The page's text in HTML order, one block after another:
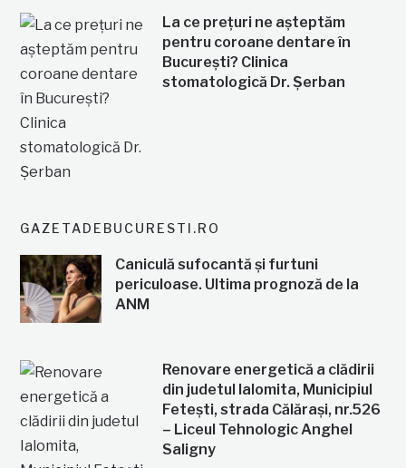
La ce prețuri ne așteptăm
pentru coroane dentare în
București? Clinica
stomatologică Dr. Șerban
GAZETADEBUCURESTI.RO
Caniculă sufocantă și furtuni
periculoase. Ultima prognoză de la
ANM
Renovare energetică a clădirii
din judetul Ialomita, Municipiul
Fetești, strada Călărași, nr.526
– Liceul Tehnologic Anghel
Saligny